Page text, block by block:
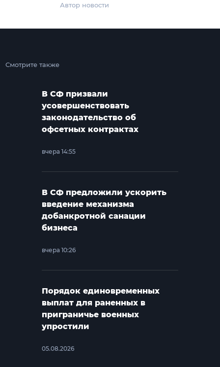
Автор новости
Смотрите также
В СФ призвали
усовершенствовать
законодательство об
офсетных контрактах
вчера 14:55
В СФ предложили ускорить
введение механизма
добанкротной санации
бизнеса
вчера 10:26
Порядок единовременных
выплат для раненных в
приграничье военных
упростили
05.08.2026